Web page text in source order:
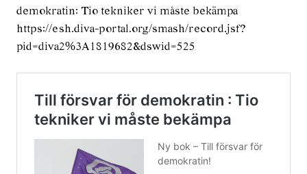
demokratin: Tio tekniker vi måste bekämpa
https://esh.diva-portal.org/smash/record.jsf?
pid=diva2%3A1819682&dswid=525